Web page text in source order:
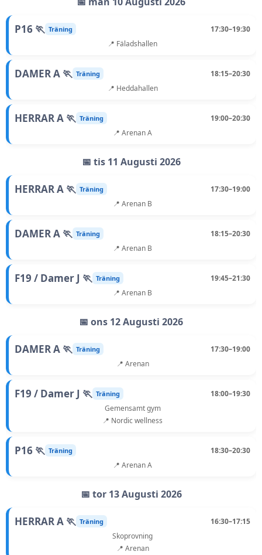
P16 🏃 Träning
17:30–19:30
📍 Fäladshallen
DAMER A 🏃 Träning
18:15–20:30
📍 Heddahallen
HERRAR A 🏃 Träning
19:00–20:30
📍 Arenan A
📅 tis 11 Augusti 2026
HERRAR A 🏃 Träning
17:30–19:00
📍 Arenan B
DAMER A 🏃 Träning
18:15–20:30
📍 Arenan B
F19 / Damer J 🏃 Träning
19:45–21:30
📍 Arenan B
📅 ons 12 Augusti 2026
DAMER A 🏃 Träning
17:30–19:00
📍 Arenan
F19 / Damer J 🏃 Träning
18:00–19:30
Gemensamt gym
📍 Nordic wellness
P16 🏃 Träning
18:30–20:30
📍 Arenan A
📅 tor 13 Augusti 2026
HERRAR A 🏃 Träning
16:30–17:15
Skoprovning
📍 Arenan